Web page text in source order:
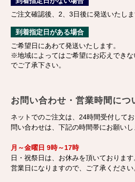
ご注文確認後、2、3日後に発送いたしま
到着指定日がある場合
ご希望日にあわて発送いたします。
※地域によってはご希望にお応えでき
でご了承下さい。
お問い合わせ・営業時間につ
ネットでのご注文は、24時間受付して
問い合わせは、下記の時間帯にお願いし
月～金曜日 9時～17時
日・祝祭日は、お休みを頂いておりま
営業日になりますので、ご了承ください